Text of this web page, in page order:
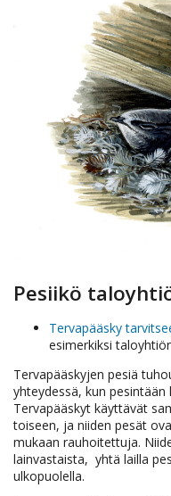
Pesiikö
Tervapääsky
esimerkiksi
Tervapääskyjen pesiä
yhteydessä, kun
Tervapääskyt käyttävät
toiseen, ja niiden pesät
mukaan rauhoitettuja.
lainvastaista, yhtä lailla
ulkopuolella.